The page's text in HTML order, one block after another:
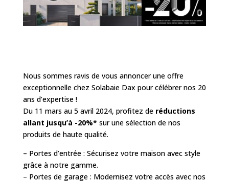
Nous sommes ravis de vous annoncer une offre
exceptionnelle chez Solabaie Dax pour célébrer nos 20
ans d’expertise !
Du 11 mars au 5 avril 2024, profitez de réductions
allant jusqu’à -20%* sur une sélection de nos
produits de haute qualité.
– Portes d’entrée : Sécurisez votre maison avec style
grâce à notre gamme.
– Portes de garage : Modernisez votre accès avec nos